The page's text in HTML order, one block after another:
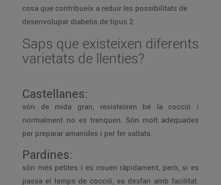
cosa que contribueix a reduir les possibilitats de
desenvolupar diabetis de tipus 2.
Saps que existeixen diferents
varietats de llenties?
Castellanes:
són de mida gran, resisteixen bé la cocció i
normalment no es trenquen. Són molt adequades
per preparar amanides i per fer saltats.
Pardines:
són més petites i es couen ràpidament, però, si es
passa el temps de cocció, es desfan amb facilitat.